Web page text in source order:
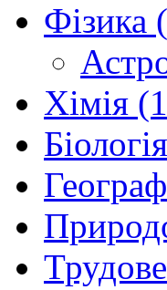
Фізика
Хімія